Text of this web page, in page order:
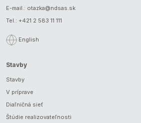
E-mail.: otazka@ndsas.sk
Tel.: +421 2 583 11 111
English
Stavby
Stavby
V príprave
Diaľničná sieť
Štúdie realizovateľnosti